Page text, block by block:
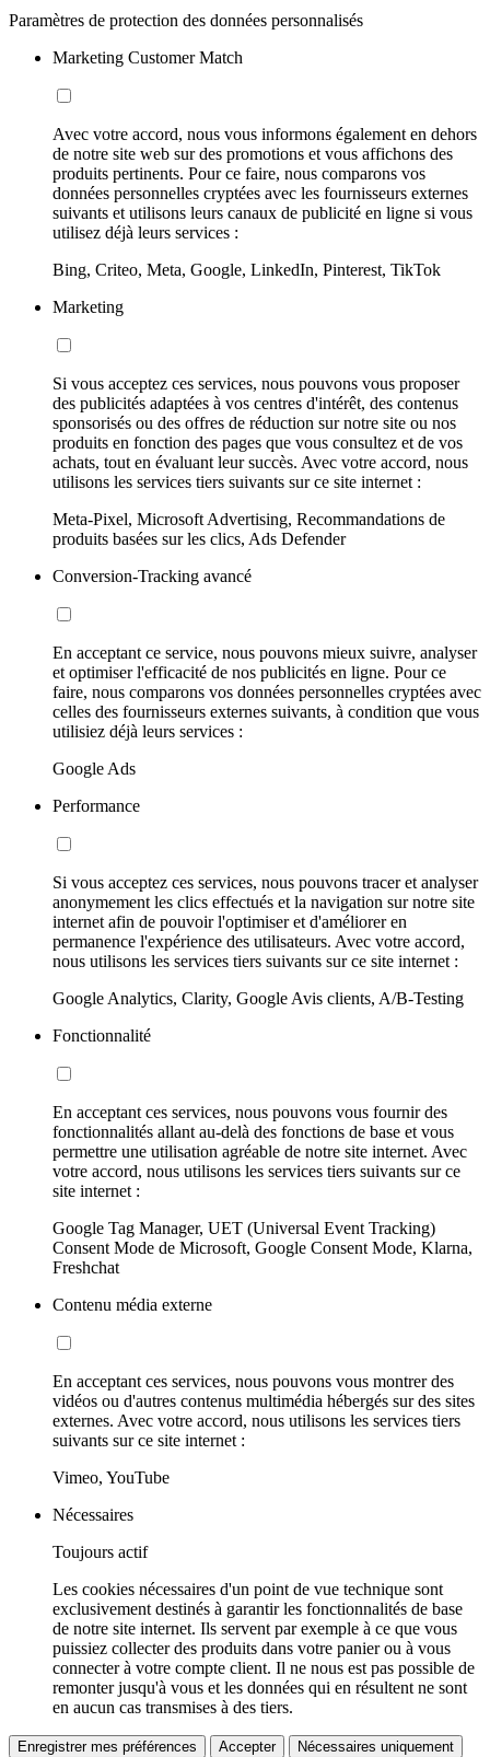
Paramètres de protection des données personnalisés
Marketing Customer Match
Avec votre accord, nous vous informons également en dehors
de notre site web sur des promotions et vous affichons des
produits pertinents. Pour ce faire, nous comparons vos
données personnelles cryptées avec les fournisseurs externes
suivants et utilisons leurs canaux de publicité en ligne si vous
utilisez déjà leurs services :
Bing, Criteo, Meta, Google, LinkedIn, Pinterest, TikTok
Marketing
Si vous acceptez ces services, nous pouvons vous proposer
des publicités adaptées à vos centres d'intérêt, des contenus
sponsorisés ou des offres de réduction sur notre site ou nos
produits en fonction des pages que vous consultez et de vos
achats, tout en évaluant leur succès. Avec votre accord, nous
utilisons les services tiers suivants sur ce site internet :
Meta-Pixel, Microsoft Advertising, Recommandations de
produits basées sur les clics, Ads Defender
Conversion-Tracking avancé
En acceptant ce service, nous pouvons mieux suivre, analyser
et optimiser l'efficacité de nos publicités en ligne. Pour ce
faire, nous comparons vos données personnelles cryptées avec
celles des fournisseurs externes suivants, à condition que vous
utilisiez déjà leurs services :
Google Ads
Performance
Si vous acceptez ces services, nous pouvons tracer et analyser
anonymement les clics effectués et la navigation sur notre site
internet afin de pouvoir l'optimiser et d'améliorer en
permanence l'expérience des utilisateurs. Avec votre accord,
nous utilisons les services tiers suivants sur ce site internet :
Google Analytics, Clarity, Google Avis clients, A/B-Testing
Fonctionnalité
En acceptant ces services, nous pouvons vous fournir des
fonctionnalités allant au-delà des fonctions de base et vous
permettre une utilisation agréable de notre site internet. Avec
votre accord, nous utilisons les services tiers suivants sur ce
site internet :
Google Tag Manager, UET (Universal Event Tracking)
Consent Mode de Microsoft, Google Consent Mode, Klarna,
Freshchat
Contenu média externe
En acceptant ces services, nous pouvons vous montrer des
vidéos ou d'autres contenus multimédia hébergés sur des sites
externes. Avec votre accord, nous utilisons les services tiers
suivants sur ce site internet :
Vimeo, YouTube
Nécessaires
Toujours actif
Les cookies nécessaires d'un point de vue technique sont
exclusivement destinés à garantir les fonctionnalités de base
de notre site internet. Ils servent par exemple à ce que vous
puissiez collecter des produits dans votre panier ou à vous
connecter à votre compte client. Il ne nous est pas possible de
remonter jusqu'à vous et les données qui en résultent ne sont
en aucun cas transmises à des tiers.
Enregistrer mes préférences Accepter Nécessaires uniquement